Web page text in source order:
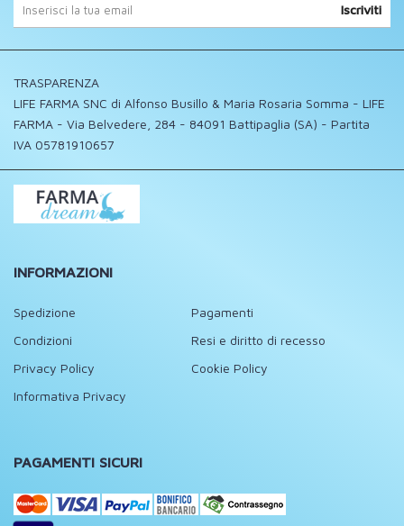
Iscriviti
TRASPARENZA
LIFE FARMA SNC di Alfonso Busillo & Maria Rosaria Somma - LIFE
FARMA - Via Belvedere, 284 - 84091 Battipaglia (SA) - Partita
IVA 05781910657
INFORMAZIONI
Spedizione
Pagamenti
Condizioni
Resi e diritto di recesso
Privacy Policy
Cookie Policy
Informativa Privacy
PAGAMENTI SICURI